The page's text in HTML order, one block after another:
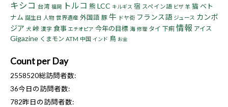
キシコ 台湾 福岡 トルコ 熊LCC キルギス 宿 スペイン語 ビザ 羊 猫 ベト
ナム 誕生日 人物 世界遺産 外国語 豚 牛 ドヤ街 フランス語 ジュース カンボ
ジア 犬 峠 漢字 食事 エチオピア 今年の目標 海 修理 タイ 下痢 情報 アイス
Gigazine くまモン ATM 中国 インド 鳥 お金
Count per Day
2558520総訪問者数:
36今日の訪問者数:
782昨日の訪問者数: